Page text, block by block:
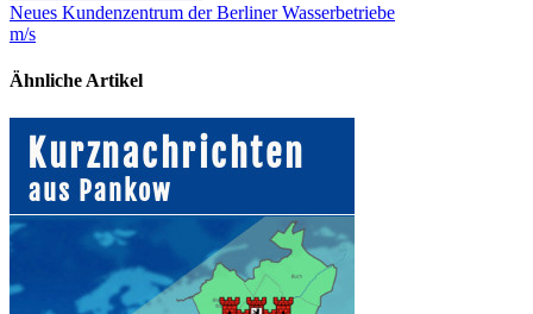
Neues Kundenzentrum der Berliner Wasserbetriebe
m/s
Ähnliche Artikel